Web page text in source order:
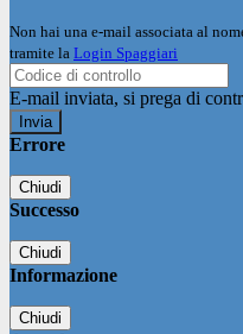
Non hai una e-mail associata al
tramite la Login Spaggiari
E-mail inviata, si prega di
Errore
Chiudi
Successo
Chiudi
Informazione
Chiudi